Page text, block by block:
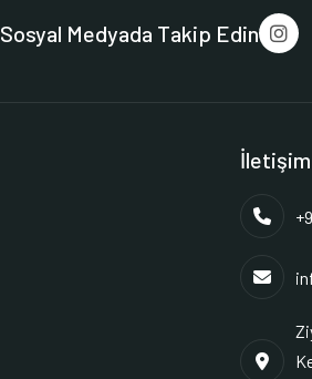
Sosyal Medyada Takip Edin
İletişim